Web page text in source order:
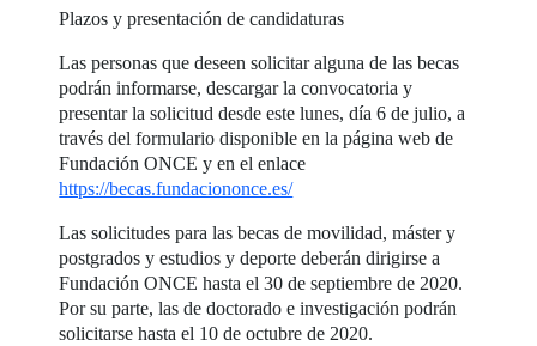
Plazos y presentación de candidaturas
Las personas que deseen solicitar alguna de las becas
podrán informarse, descargar la convocatoria y
presentar la solicitud desde este lunes, día 6 de julio, a
través del formulario disponible en la página web de
Fundación ONCE y en el enlace
https://becas.fundaciononce.es/
Las solicitudes para las becas de movilidad, máster y
postgrados y estudios y deporte deberán dirigirse a
Fundación ONCE hasta el 30 de septiembre de 2020.
Por su parte, las de doctorado e investigación podrán
solicitarse hasta el 10 de octubre de 2020.